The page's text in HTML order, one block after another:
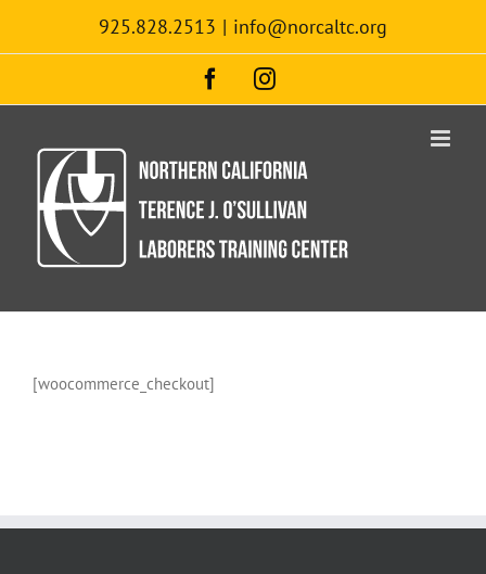
content
925.828.2513 | info@norcaltc.org
FacebookInstagram
[woocommerce_checkout]